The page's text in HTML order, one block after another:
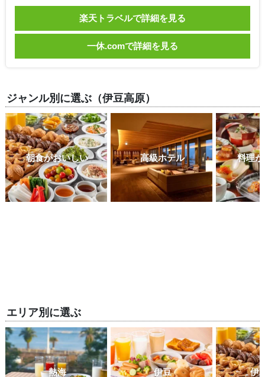
楽天トラベルで詳細を見る
一休.comで詳細を見る
ジャンル別に選ぶ（伊豆高原）
朝食がおいしい 高級ホテル 料理
エリア別に選ぶ
熱海 伊豆 伊